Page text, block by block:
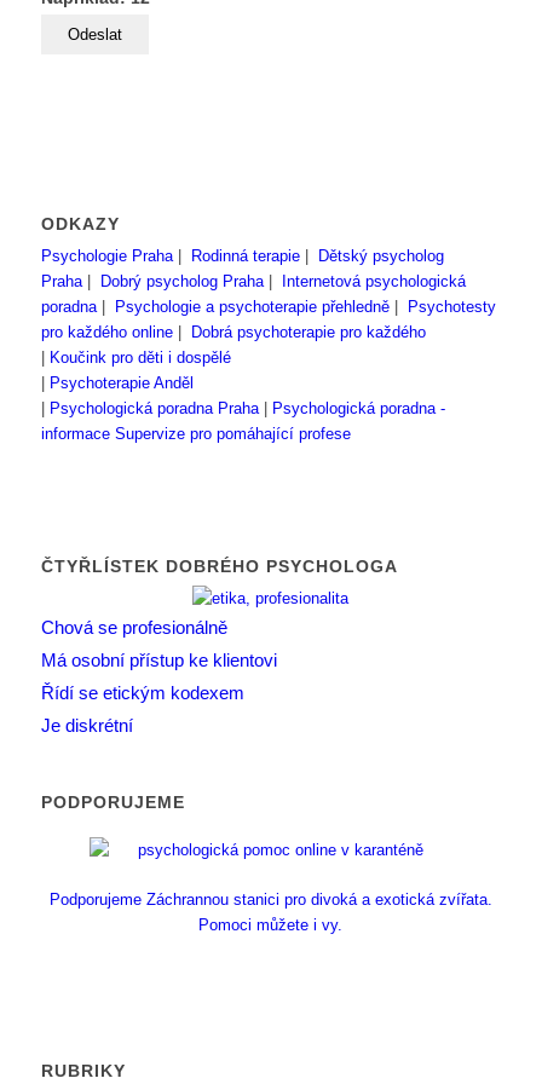
ODKAZY
Psychologie Praha| Rodinná terapie|
Dětský psycholog
Praha| Dobrý psycholog Praha|
Internetová psychologická
poradna| Psychologie a psychoterapie přehledně|
Psychotesty
pro každého online|
Dobrá psychoterapie pro každého
Koučink pro děti i dospělé
Psychoterapie Anděl
Psychologická poradna Praha|
Psychologická poradna -
informace Supervize pro pomáhající profese
ČTYŘLÍSTEK DOBRÉHO PSYCHOLOGA
Chová se profesionálně
Má osobní přístup ke klientovi
Řídí se etickým kodexem
Je diskrétní
PODPORUJEME
Podporujeme Záchrannou stanici pro divoká a exotická zvířata.
Pomoci můžete i vy.
RUBRIKY